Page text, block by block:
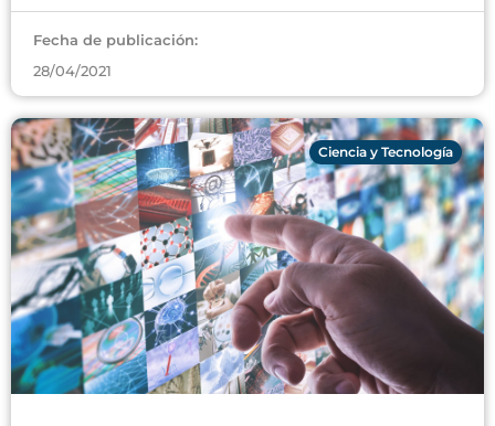
Fecha de publicación:
28/04/2021
Ciencia y Tecnología